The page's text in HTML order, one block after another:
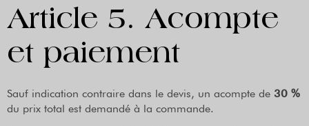
Article 5. Acompte
et paiement
Sauf indication contraire dans le devis, un acompte de 30 %
du prix total est demandé à la commande.